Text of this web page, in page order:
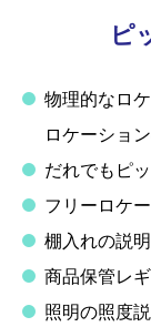
ピ
物理的なロ
ロケーショ
だれでもピ
フリーロケ
棚入れの説明
商品保管レ
照明の照度